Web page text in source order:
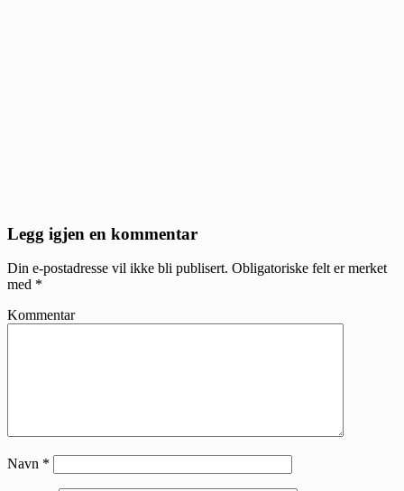
Reader
Legg igjen en kommentar
Din e-postadresse vil ikke bli publisert. Obligatoriske felt er merket
med *
Kommentar
Navn *